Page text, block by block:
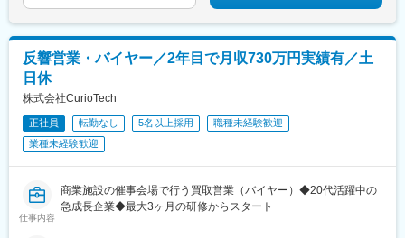
反響営業・バイヤー／2年目で月収730万円実績有／土
日休
株式会社CurioTech
正社員 転勤なし 5名以上採用
職種未経験歓迎
業種未経験歓迎
仕事内容
商業施設の催事会場で行う買取営業（バイヤー）◆20代活躍中の
急成長企業◆最大3ヶ月の研修からスタート